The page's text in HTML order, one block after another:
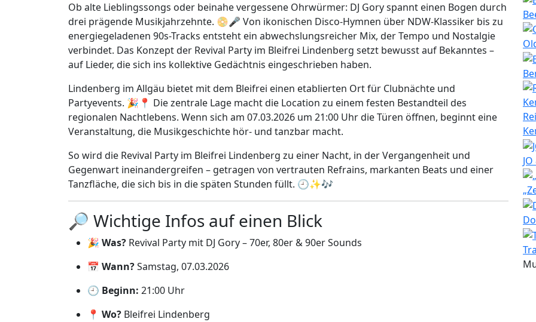
Ob alte Lieblingssongs oder beinahe vergessene Ohrwürmer: DJ Gory spannt einen Bogen durch
drei prägende Musikjahrzehnte. 📀🎤 Von ikonischen Disco-Hymnen über NDW-Klassiker bis zu
energiegeladenen 90s-Tracks entsteht ein abwechslungsreicher Mix, der Tempo und Nostalgie
verbindet. Das Konzept der Revival Party im Bleifrei Lindenberg setzt bewusst auf Bekanntes –
auf Lieder, die sich ins kollektive Gedächtnis eingeschrieben haben.
Lindenberg im Allgäu bietet mit dem Bleifrei einen etablierten Ort für Clubnächte und
Partyevents. 🎉📍 Die zentrale Lage macht die Location zu einem festen Bestandteil des
regionalen Nachtlebens. Wenn sich am 07.03.2026 um 21:00 Uhr die Türen öffnen, beginnt eine
Veranstaltung, die Musikgeschichte hör- und tanzbar macht.
So wird die Revival Party im Bleifrei Lindenberg zu einer Nacht, in der Vergangenheit und
Gegenwart ineinandergreifen – getragen von vertrauten Refrains, markanten Beats und einer
Tanzfläche, die sich bis in die späten Stunden füllt. 🕘✨🎶
🔎 Wichtige Infos auf einen Blick
🎉 Was? Revival Party mit DJ Gory – 70er, 80er & 90er Sounds
📅 Wann?Samstag, 07.03.2026
🕘 Beginn: 21:00 Uhr
📍 Wo? Bleifrei Lindenberg